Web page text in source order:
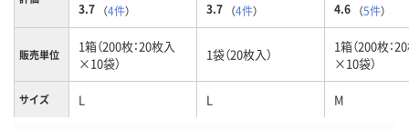
3.7 （4件） 3.7 （4件） 4.6 （5件）
販売単位
1箱（200枚：20枚入
×10袋）
1袋（20枚入）
1箱（200枚：
×10袋）
サイズ L L M